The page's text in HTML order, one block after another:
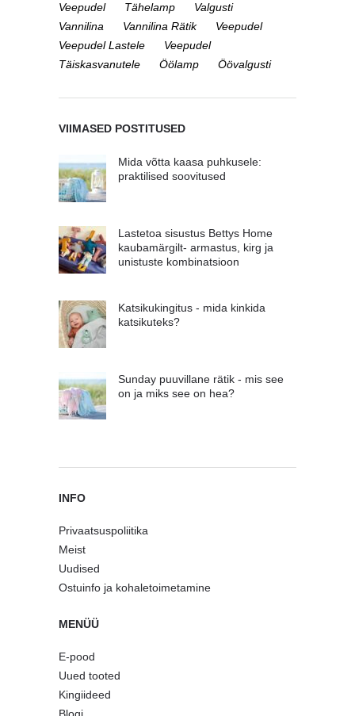
Veepudel
Tähelamp
Valgusti
Vannilina
Vannilina Rätik
Veepudel
Veepudel Lastele
Veepudel
Täiskasvanutele
Öölamp Öövalgusti
VIIMASED POSTITUSED
Mida võtta kaasa puhkusele:
praktilised soovitused
Lastetoa sisustus Bettys Home
kaubamärgilt- armastus, kirg ja
unistuste kombinatsioon
Katsikukingitus - mida kinkida
katsikuteks?
Sunday puuvillane rätik - mis see
on ja miks see on hea?
INFO
Privaatsuspoliitika
Meist
Uudised
Ostuinfo ja kohaletoimetamine
MENÜÜ
E-pood
Uued tooted
Kingiideed